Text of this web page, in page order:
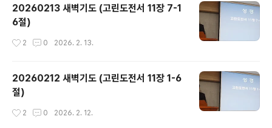
20260213 새벽기도 (고린도전서 11장 7-1
6절)
2 0 2026. 2. 13.
20260212 새벽기도 (고린도전서 11장 1-6
절)
2 0 2026. 2. 12.